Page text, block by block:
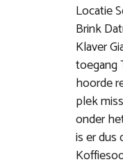
Locatie
Brink
Klaver
toegang
hoorde
plek
onder
is er dus